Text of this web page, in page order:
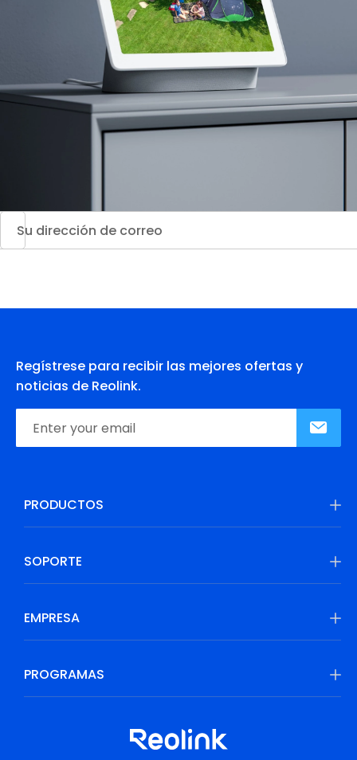
Regístrese para recibir las mejores ofertas y
noticias de Reolink.
PRODUCTOS
SOPORTE
EMPRESA
PROGRAMAS